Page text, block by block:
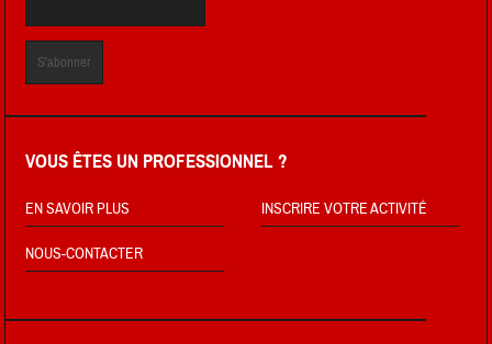
VOUS ÊTES UN PROFESSIONNEL ?
EN SAVOIR PLUS INSCRIRE VOTRE ACTIVITÉ
NOUS-CONTACTER